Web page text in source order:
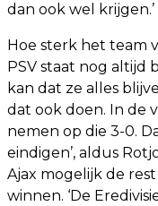
dan ook wel krijgen.’
Hoe sterk het team
PSV staat nog altijd
kan dat ze alles
dat ook doen. In de
nemen op die 3-0.
eindigen’, aldus
Ajax mogelijk de
winnen. ‘De